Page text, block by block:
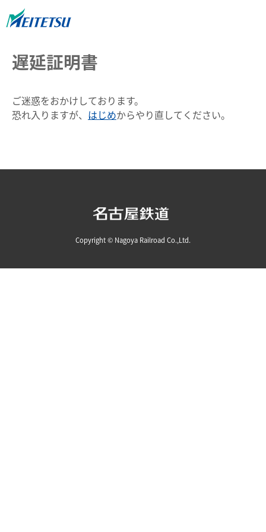
遅延証明書
ご迷惑をおかけしております。
恐れ入りますが、 はじめからやり直してください。
Copyright © Nagoya Railroad Co.,Ltd.